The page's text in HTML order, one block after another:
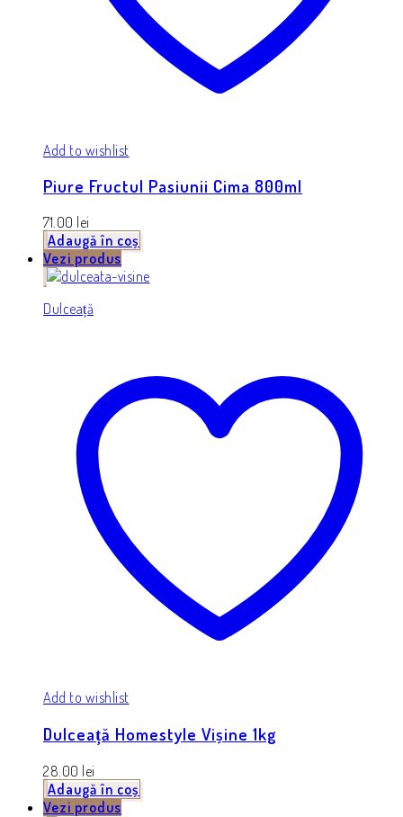
Add to wishlist
Piure Fructul Pasiunii Cima 800ml
71.00 lei
Adaugă în coș
Vezi produs
Dulceață
Add to wishlist
Dulceață Homestyle Vișine 1kg
28.00 lei
Adaugă în coș
Vezi produs